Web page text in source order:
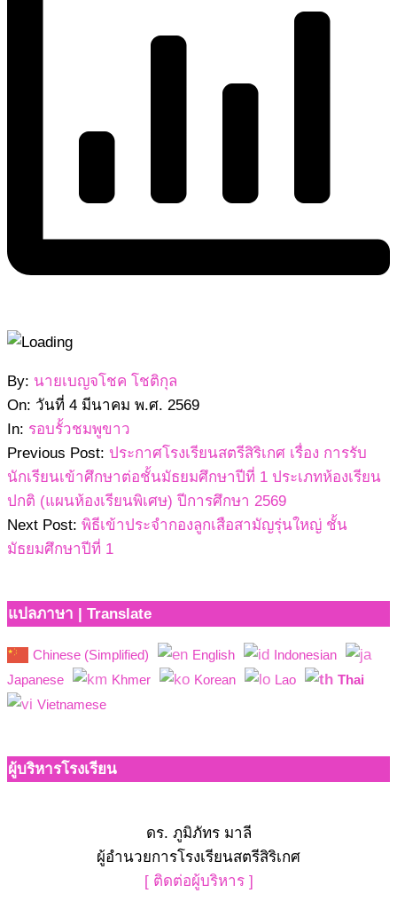
2569-
03-
04
By: นายเบญจโชค โชติกุล
On: วันที่ 4 มีนาคม พ.ศ. 2569
In: รอบรั้วชมพูขาว
Previous Post: ประกาศโรงเรียนสตรีสิริเกศ เรื่อง การรับ
นักเรียนเข้าศึกษาต่อชั้นมัธยมศึกษาปีที่ 1 ประเภทห้องเรียน
ปกติ (แผนห้องเรียนพิเศษ) ปีการศึกษา 2569
Next Post: พิธีเข้าประจำกองลูกเสือสามัญรุ่นใหญ่ ชั้น
มัธยมศึกษาปีที่ 1
แปลภาษา | Translate
Chinese (Simplified) English
Indonesian
Japanese
Khmer Korean Lao
Thai
Vietnamese
ผู้บริหารโรงเรียน
ดร. ภูมิภัทร มาลี
ผู้อำนวยการโรงเรียนสตรีสิริเกศ
[ ติดต่อผู้บริหาร ]